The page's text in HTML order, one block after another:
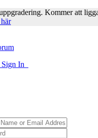
Kommer att
Sign In